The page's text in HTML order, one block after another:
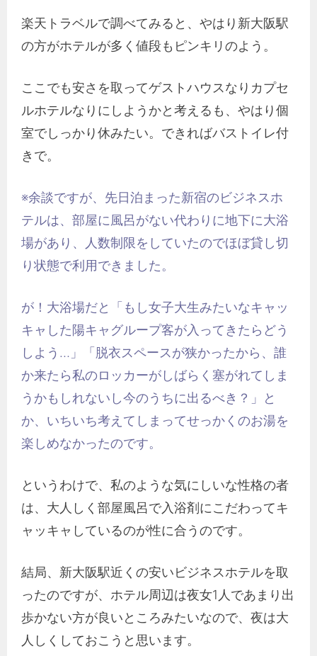
楽天トラベルで調べてみると、やはり新大阪駅
の方がホテルが多く値段もピンキリのよう。
ここでも安さを取ってゲストハウスなりカプセ
ルホテルなりにしようかと考えるも、やはり個
室でしっかり休みたい。できればバストイレ付
きで。
※余談ですが、先日泊まった新宿のビジネスホ
テルは、部屋に風呂がない代わりに地下に大浴
場があり、人数制限をしていたのでほぼ貸し切
り状態で利用できました。
が！大浴場だと「もし女子大生みたいなキャッ
キャした陽キャグループ客が入ってきたらどう
しよう…」「脱衣スペースが狭かったから、誰
か来たら私のロッカーがしばらく塞がれてしま
うかもしれないし今のうちに出るべき？」と
か、いちいち考えてしまってせっかくのお湯を
楽しめなかったのです。
というわけで、私のような気にしいな性格の者
は、大人しく部屋風呂で入浴剤にこだわってキ
ャッキャしているのが性に合うのです。
結局、新大阪駅近くの安いビジネスホテルを取
ったのですが、ホテル周辺は夜女1人であまり出
歩かない方が良いところみたいなので、夜は大
人しくしておこうと思います。